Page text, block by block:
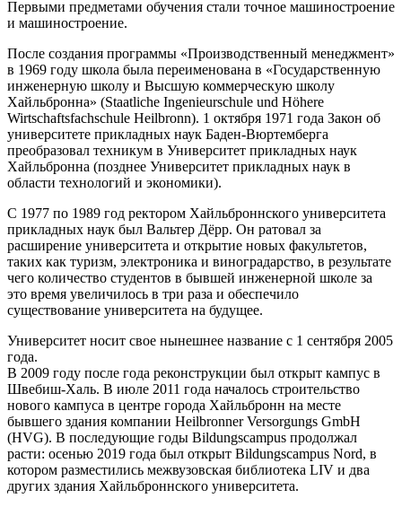
Первыми предметами обучения стали точное машиностроение
и машиностроение.
После создания программы «Производственный менеджмент»
в 1969 году школа была переименована в «Государственную
инженерную школу и Высшую коммерческую школу
Хайльбронна» (Staatliche Ingenieurschule und Höhere
Wirtschaftsfachschule Heilbronn). 1 октября 1971 года Закон об
университете прикладных наук Баден-Вюртемберга
преобразовал техникум в Университет прикладных наук
Хайльбронна (позднее Университет прикладных наук в
области технологий и экономики).
С 1977 по 1989 год ректором Хайльброннского университета
прикладных наук был Вальтер Дёрр. Он ратовал за
расширение университета и открытие новых факультетов,
таких как туризм, электроника и виноградарство, в результате
чего количество студентов в бывшей инженерной школе за
это время увеличилось в три раза и обеспечило
существование университета на будущее.
Университет носит свое нынешнее название с 1 сентября 2005
года.
В 2009 году после года реконструкции был открыт кампус в
Швебиш-Халь. В июле 2011 года началось строительство
нового кампуса в центре города Хайльбронн на месте
бывшего здания компании Heilbronner Versorgungs GmbH
(HVG). В последующие годы Bildungscampus продолжал
расти: осенью 2019 года был открыт Bildungscampus Nord, в
котором разместились межвузовская библиотека LIV и два
других здания Хайльброннского университета.